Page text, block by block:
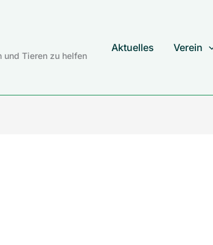
und Tieren zu helfen
Aktuelles Verein